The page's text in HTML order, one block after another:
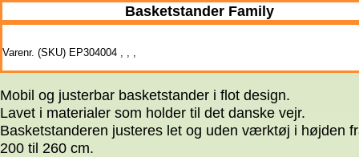
Basketstander Family
Varenr. (SKU) EP304004 , , ,
Mobil og justerbar basketstander i flot design.
Lavet i materialer som holder til det danske vejr.
Basketstanderen justeres let og uden værktøj i højden
200 til 260 cm.